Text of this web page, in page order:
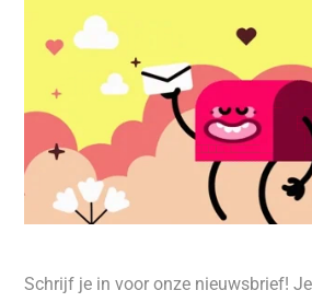
Schrijf je in voor onze nieuwsbrief!